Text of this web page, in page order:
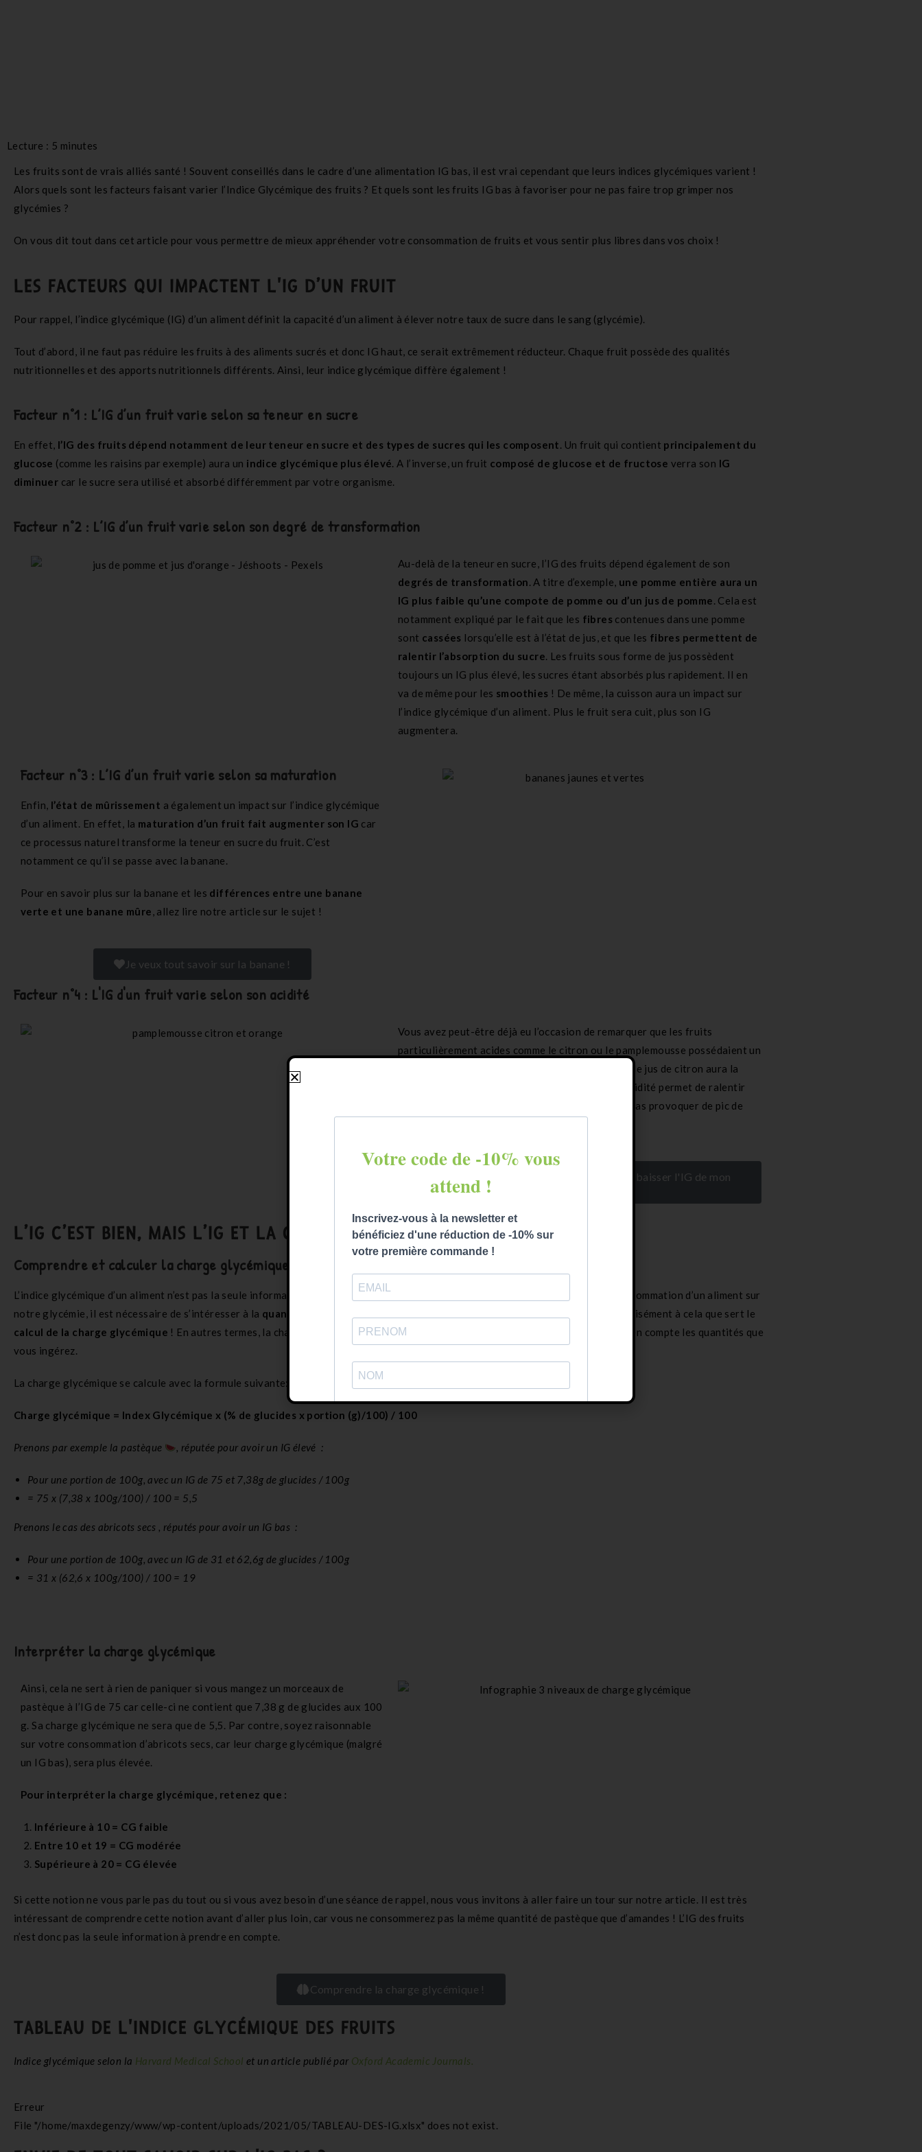
Lecture : 5 minutes
Les fruits sont de vrais alliés santé ! Souvent conseillés dans le cadre d’une alimentation IG bas, il est vrai cependant que leurs indices glycémiques varient !
Alors quels sont les facteurs faisant varier l’Indice Glycémique des fruits ? Et quels sont les fruits IG bas à favoriser pour ne pas faire trop grimper nos
glycémies ?
On vous dit tout dans cet article pour vous permettre de mieux appréhender votre consommation de fruits et vous sentir plus libres dans vos choix !
LES FACTEURS QUI IMPACTENT L'IG D’UN FRUIT
Pour rappel, l’indice glycémique (IG) d’un aliment définit la capacité d’un aliment à élever notre taux de sucre dans le sang (glycémie).
Tout d’abord, il ne faut pas réduire les fruits à des aliments sucrés et donc IG haut, ce serait extrêmement réducteur. Chaque fruit possède des qualités
nutritionnelles et des apports nutritionnels différents. Ainsi, leur indice glycémique diffère également !
Facteur n°1 : L’IG d’un fruit varie selon sa teneur en sucre
En effet, l’IG des fruits dépend notamment de leur teneur en sucre et des types de sucres qui les composent. Un fruit qui contient principalement du
glucose (comme les raisins par exemple) aura un indice glycémique plus élevé. A l’inverse, un fruit composé de glucose et de fructose verra son IG
diminuer car le sucre sera utilisé et absorbé différemment par votre organisme.
Facteur n°2 : L’IG d’un fruit varie selon son degré de transformation
Au-delà de la teneur en sucre, l’IG des fruits dépend également de son
degrés de transformation. A titre d’exemple, une pomme entière aura un
IG plus faible qu’une compote de pomme ou d’un jus de pomme. Cela est
notamment expliqué par le fait que les fibres contenues dans une pomme
sont cassées lorsqu’elle est à l’état de jus, et que les fibres permettent de
ralentir l’absorption du sucre. Les fruits sous forme de jus possèdent
toujours un IG plus élevé, les sucres étant absorbés plus rapidement. Il en
va de même pour les smoothies ! De même, la cuisson aura un impact sur
l’indice glycémique d’un aliment. Plus le fruit sera cuit, plus son IG
augmentera.
Facteur n°3 : L’IG d’un fruit varie selon sa maturation
Enfin, l’état de mûrissement a également un impact sur l’indice glycémique
d’un aliment. En effet, la maturation d’un fruit fait augmenter son IG car
ce processus naturel transforme la teneur en sucre du fruit. C’est
notamment ce qu’il se passe avec la banane.
Pour en savoir plus sur la banane et les différences entre une banane
verte et une banane mûre, allez lire notre article sur le sujet !
Je veux tout savoir sur la banane !
Facteur n°4 : L'IG d'un fruit varie selon son acidité
Vous avez peut-être déjà eu l’occasion de remarquer que les fruits
particulièrement acides comme le citron ou le pamplemousse possédaient un
IG plus bas. D’ailleurs, arroser son plat d’un filet de jus de citron aura la
capacité de diminuer l’IG global de votre plat. L’acidité permet de ralentir
l’absorption de sucre dans le sang, et donc de ne pas provoquer de pic de
Je veux découvrir d'autres astuces pour baisser l'IG de mon
L’IG C’EST BIEN, MAIS L’IG ET LA CHARGE GLYCÉMIQUE, C’EST MIEUX !
Comprendre et calculer la charge glycémique
L’indice glycémique d’un aliment n’est pas la seule information à prendre en compte. Pour avoir une
l’impact de la consommation d’un aliment sur
notre glycémie, il est nécessaire de s’intéresser à la quantité
contenue dans un aliment. Et c’est précisément à cela que sert le
calcul de la charge glycémique ! En autres termes, la charge glycémique reflétera plus la réalité de votre assiette car elle prend en compte les quantités que
vous ingérez.
La charge glycémique se calcule avec la formule suivante:
Charge glycémique = Index Glycémique x (% de glucides x portion (g)/100) / 100
Prenons par exemple la pastèque , réputée pour avoir un IG élevé :
Pour une portion de 100g, avec un IG de 75 et 7,38g de glucides / 100g
= 75 x (7,38 x 100g/100) / 100 = 5,5
Prenons le cas des abricots secs , réputés pour avoir un IG bas :
Pour une portion de 100g, avec un IG de 31 et 62,6g de glucides / 100g
= 31 x (62,6 x 100g/100) / 100 = 19
Interpréter la charge glycémique
Ainsi, cela ne sert à rien de paniquer si vous mangez un morceaux de
pastèque à l’IG de 75 car celle-ci ne contient que 7,38 g de glucides aux 100
g. Sa charge glycémique ne sera que de 5,5. Par contre, soyez raisonnable
sur votre consommation d’abricots secs, car leur charge glycémique (malgré
un IG bas), sera plus élevée.
Pour interpréter la charge glycémique, retenez que :
Inférieure à 10 = CG faible
Entre 10 et 19 = CG modérée
Supérieure à 20 = CG élevée
Si cette notion ne vous parle pas du tout ou si vous avez besoin d’une séance de rappel, nous vous invitons à aller faire un tour sur notre article. Il est très
intéressant de comprendre cette notion avant d’aller plus loin, car vous ne consommerez pas la même quantité de pastèque que d’amandes ! L’IG des fruits
n’est donc pas la seule information à prendre en compte.
Comprendre la charge glycémique !
TABLEAU DE L'INDICE GLYCÉMIQUE DES FRUITS
Indice glycémique selon la Harvard Medical School et un article publié par Oxford Academic Journals.
Erreur
File "/home/maxdegenzy/www/wp-content/uploads/2021/05/TABLEAU-DES-IG.xlsx" does not exist.